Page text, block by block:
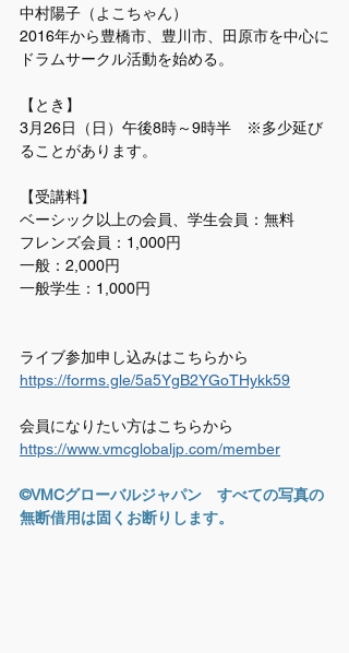
中村陽子（よこちゃん）
2016年から豊橋市、豊川市、田原市を中心に
ドラムサークル活動を始める。
【とき】
3月26日（日）午後8時～9時半　※多少延び
ることがあります。
【受講料】
ベーシック以上の会員、学生会員：無料
フレンズ会員：1,000円
一般：2,000円
一般学生：1,000円
ライブ参加申し込みはこちらから
https://forms.gle/5a5YgB2YGoTHykk59
会員になりたい方はこちらから
https://www.vmcglobaljp.com/member
©VMCグローバルジャパン　すべての写真の
無断借用は固くお断りします。